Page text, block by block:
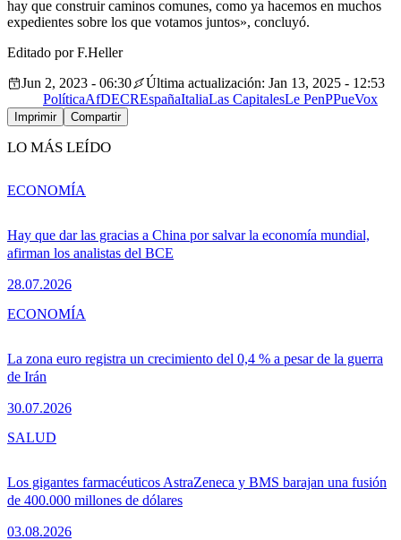
hay que construir caminos comunes, como ya hacemos en muchos
expedientes sobre los que votamos juntos», concluyó.
Editado por F.Heller
Jun 2, 2023 - 06:30
Última actualización: Jan 13, 2025 - 12:53
PolíticaAfDECREspañaItaliaLas CapitalesLe PenPPueVox
Imprimir Compartir
LO MÁS LEÍDO
Hay que dar las gracias a China por salvar la economía mundial,
afirman los analistas del BCE
28.07.2026
ECONOMÍA
La zona euro registra un crecimiento del 0,4 % a pesar de la guerra
de Irán
30.07.2026
ECONOMÍA
Los gigantes farmacéuticos AstraZeneca y BMS barajan una fusión
de 400.000 millones de dólares
03.08.2026
SALUD